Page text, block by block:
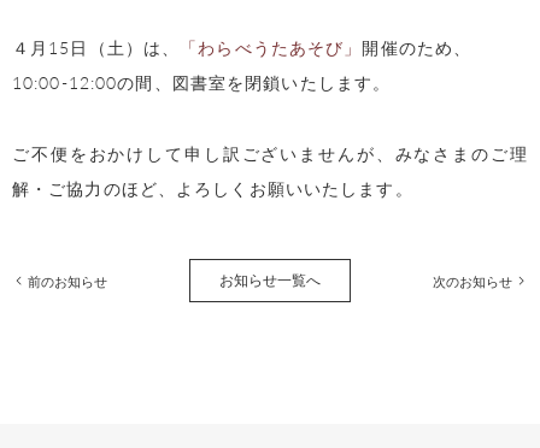
４月15日（土）は、 「わらべうたあそび」 開催のため、
10:00-12:00の間、図書室を閉鎖いたします。
ご不便をおかけして申し訳ございませんが、みなさまのご理
解・ご協力のほど、よろしくお願いいたします。
前のお知らせ お知らせ一覧へ 次のお知らせ